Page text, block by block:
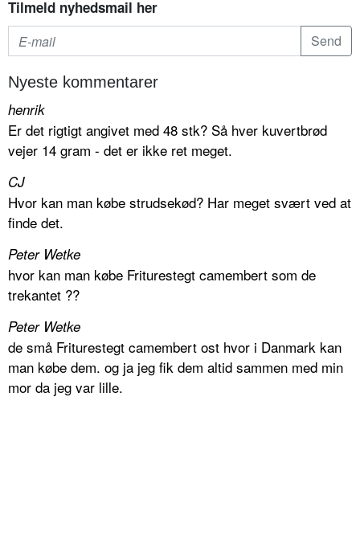
Tilmeld nyhedsmail her
Nyeste kommentarer
henrik
Er det rigtigt angivet med 48 stk? Så hver kuvertbrød
vejer 14 gram - det er ikke ret meget.
CJ
Hvor kan man købe strudsekød? Har meget svært ved at
finde det.
Peter Wetke
hvor kan man købe Friturestegt camembert som de
trekantet ??
Peter Wetke
de små Friturestegt camembert ost hvor i Danmark kan
man købe dem. og ja jeg fik dem altid sammen med min
mor da jeg var lille.